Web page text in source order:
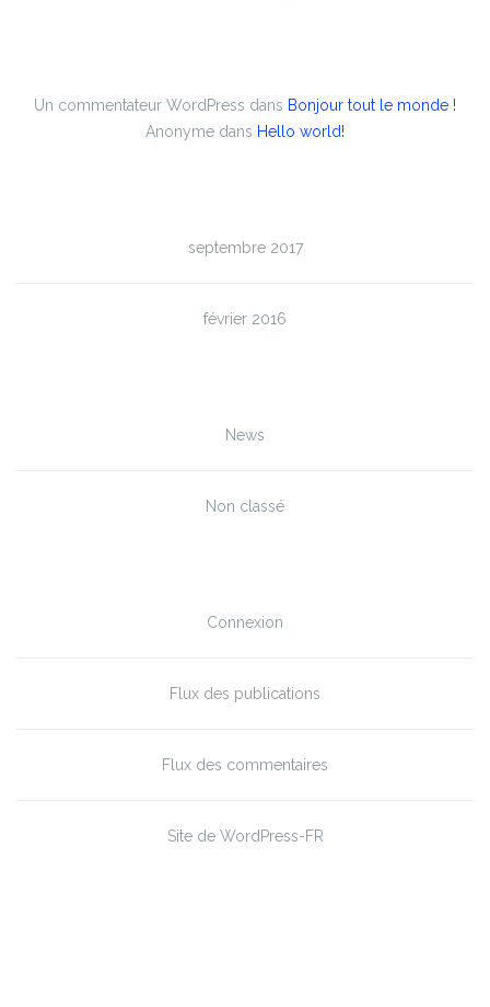
Un commentateur WordPress dans Bonjour tout le monde !
Anonyme dans Hello world!
septembre 2017
février 2016
News
Non classé
Connexion
Flux des publications
Flux des commentaires
Site de WordPress-FR